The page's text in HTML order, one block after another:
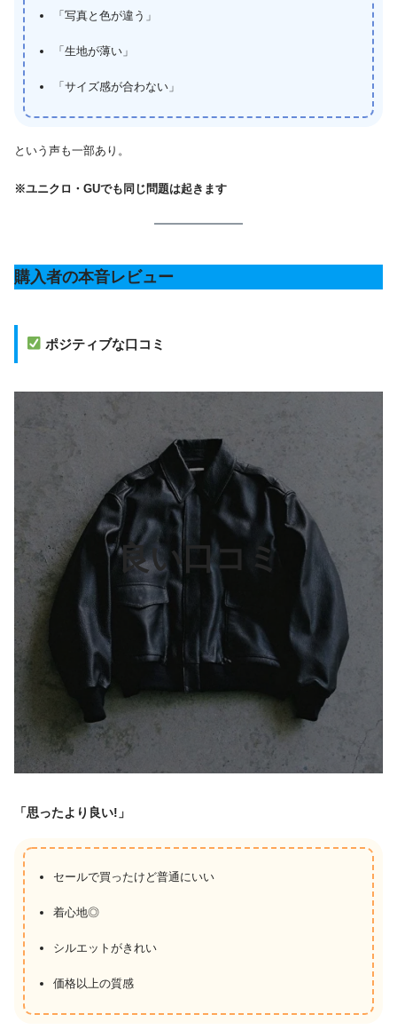
「写真と色が違う」
「生地が薄い」
「サイズ感が合わない」
という声も一部あり。
※ユニクロ・GUでも同じ問題は起きます
購入者の本音レビュー
ポジティブな口コミ
良い口コミ
「思ったより良い!」
セールで買ったけど普通にいい
着心地◎
シルエットがきれい
価格以上の質感